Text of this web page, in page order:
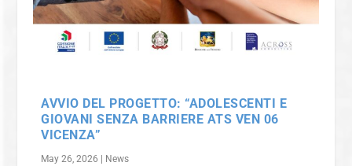
AVVIO DEL PROGETTO: “ADOLESCENTI E
GIOVANI SENZA BARRIERE ATS VEN 06
VICENZA”
May 26, 2026 News